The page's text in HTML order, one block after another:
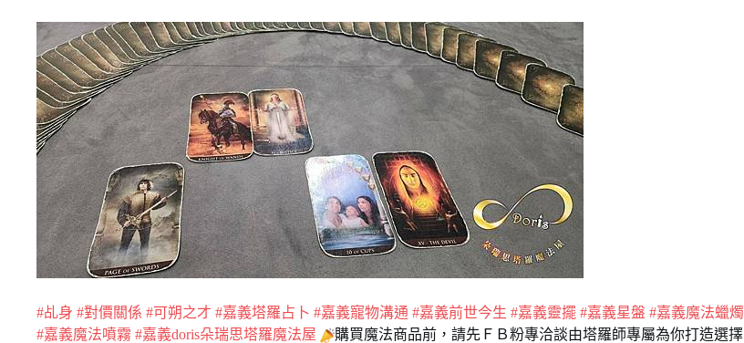
#乩身 #對價關係 #可朔之才 #嘉義塔羅占卜 #嘉義寵物溝通 #嘉義前世今生 #嘉義靈擺 #嘉義星盤 #嘉義魔法蠟燭
#嘉義魔法噴霧 #嘉義doris朵瑞思塔羅魔法屋
購買魔法商品前，請先ＦＢ粉專洽談由塔羅師專屬為你打造選擇